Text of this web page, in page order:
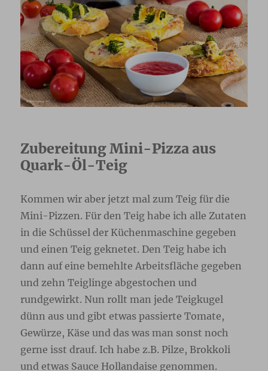
Zubereitung Mini-Pizza aus
Quark-Öl-Teig
Kommen wir aber jetzt mal zum Teig für die
Mini-Pizzen. Für den Teig habe ich alle Zutaten
in die Schüssel der Küchenmaschine gegeben
und einen Teig geknetet. Den Teig habe ich
dann auf eine bemehlte Arbeitsfläche gegeben
und zehn Teiglinge abgestochen und
rundgewirkt. Nun rollt man jede Teigkugel
dünn aus und gibt etwas passierte Tomate,
Gewürze, Käse und das was man sonst noch
gerne isst drauf. Ich habe z.B. Pilze, Brokkoli
und etwas Sauce Hollandaise genommen.